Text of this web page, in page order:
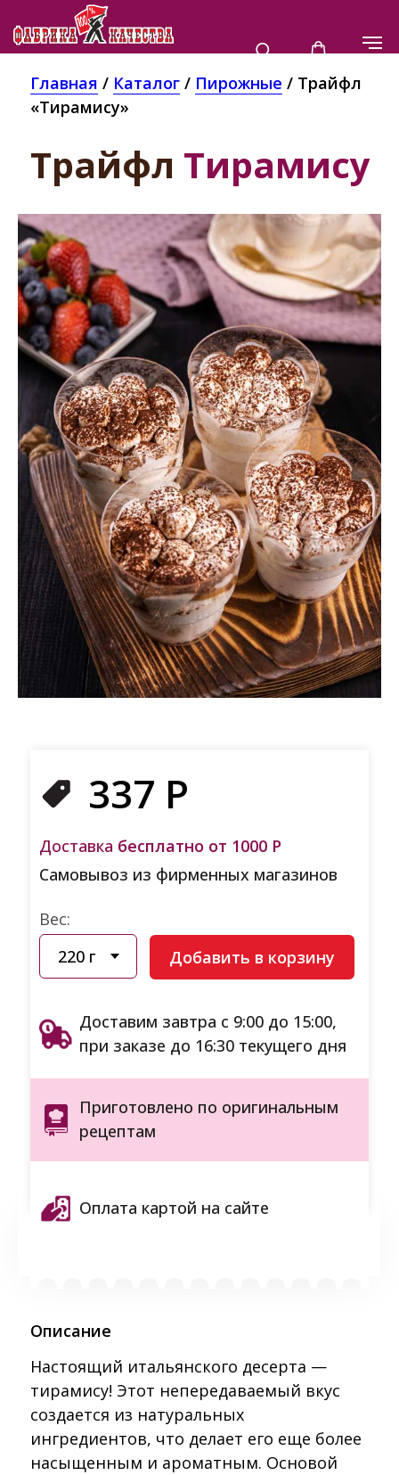
Трайфл Тирамису
Главная / Каталог / Пирожные / Трайфл
«Тирамису»
Описание
Настоящий итальянского десерта —
тирамису! Этот непередаваемый вкус
создается из натуральных
ингредиентов, что делает его еще более
насыщенным и ароматным. Основой
Доставка бесплатно от 1000 Р
Самовывоз из фирменных магазинов
337 Р
Доставим завтра с 9:00 до 15:00,
при заказе до 16:30 текущего дня
Приготовлено по оригинальным
рецептам
Оплата картой на сайте
Вес:
Добавить в корзину